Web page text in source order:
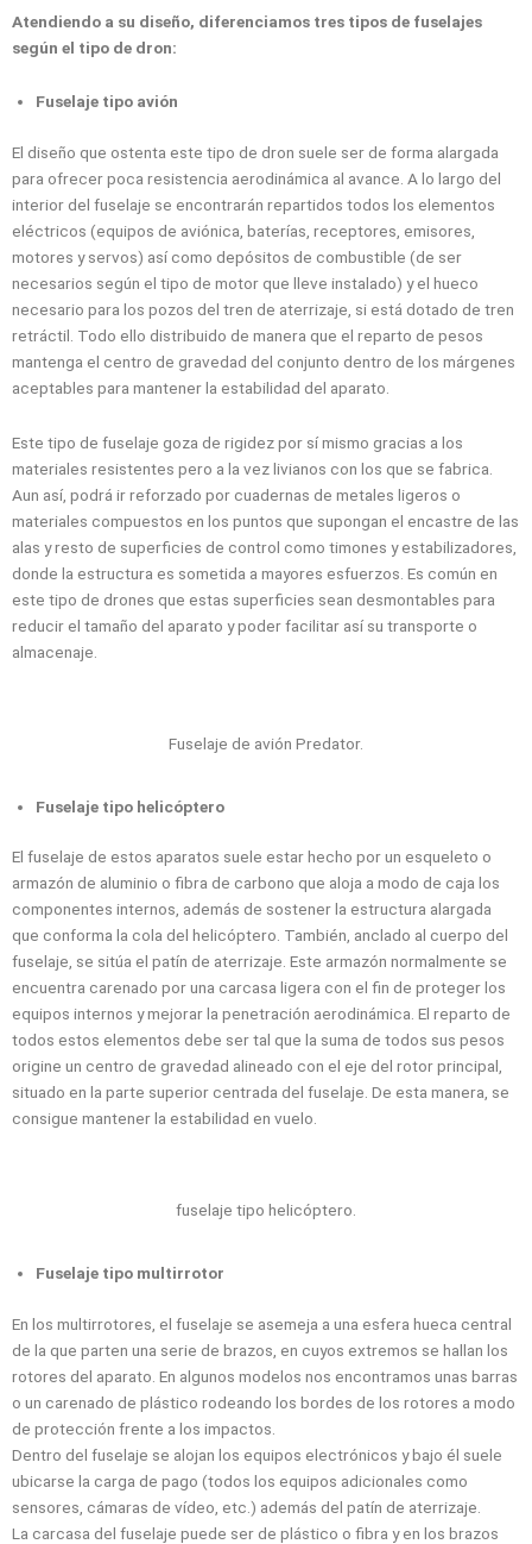
Atendiendo a su diseño, diferenciamos tres tipos de fuselajes
según el tipo de dron:
Fuselaje tipo avión
El diseño que ostenta este tipo de dron suele ser de forma alargada
para ofrecer poca resistencia aerodinámica al avance. A lo largo del
interior del fuselaje se encontrarán repartidos todos los elementos
eléctricos (equipos de aviónica, baterías, receptores, emisores,
motores y servos) así como depósitos de combustible (de ser
necesarios según el tipo de motor que lleve instalado) y el hueco
necesario para los pozos del tren de aterrizaje, si está dotado de tren
retráctil. Todo ello distribuido de manera que el reparto de pesos
mantenga el centro de gravedad del conjunto dentro de los márgenes
aceptables para mantener la estabilidad del aparato.
Este tipo de fuselaje goza de rigidez por sí mismo gracias a los
materiales resistentes pero a la vez livianos con los que se fabrica.
Aun así, podrá ir reforzado por cuadernas de metales ligeros o
materiales compuestos en los puntos que supongan el encastre de las
alas y resto de superficies de control como timones y estabilizadores,
donde la estructura es sometida a mayores esfuerzos. Es común en
este tipo de drones que estas superficies sean desmontables para
reducir el tamaño del aparato y poder facilitar así su transporte o
almacenaje.
Fuselaje de avión Predator.
Fuselaje tipo helicóptero
El fuselaje de estos aparatos suele estar hecho por un esqueleto o
armazón de aluminio o fibra de carbono que aloja a modo de caja los
componentes internos, además de sostener la estructura alargada
que conforma la cola del helicóptero. También, anclado al cuerpo del
fuselaje, se sitúa el patín de aterrizaje. Este armazón normalmente se
encuentra carenado por una carcasa ligera con el fin de proteger los
equipos internos y mejorar la penetración aerodinámica. El reparto de
todos estos elementos debe ser tal que la suma de todos sus pesos
origine un centro de gravedad alineado con el eje del rotor principal,
situado en la parte superior centrada del fuselaje. De esta manera, se
consigue mantener la estabilidad en vuelo.
fuselaje tipo helicóptero.
Fuselaje tipo multirrotor
En los multirrotores, el fuselaje se asemeja a una esfera hueca central
de la que parten una serie de brazos, en cuyos extremos se hallan los
rotores del aparato. En algunos modelos nos encontramos unas barras
o un carenado de plástico rodeando los bordes de los rotores a modo
de protección frente a los impactos.
Dentro del fuselaje se alojan los equipos electrónicos y bajo él suele
ubicarse la carga de pago (todos los equipos adicionales como
sensores, cámaras de vídeo, etc.) además del patín de aterrizaje.
La carcasa del fuselaje puede ser de plástico o fibra y en los brazos